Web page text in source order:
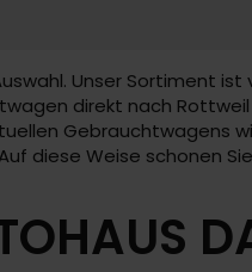
Unser Sortiment
direkt nach
Gebrauchtwagens
diese Weise schonen